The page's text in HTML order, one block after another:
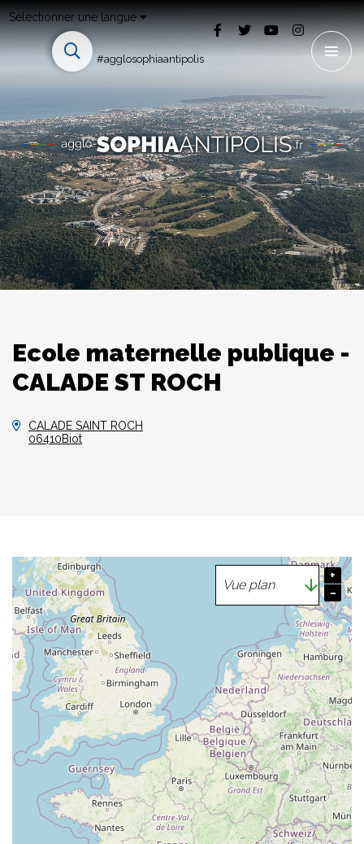
Sélectionner une langue
#agglosophiaantipolis
Ecole maternelle publique -
CALADE ST ROCH
CALADE SAINT ROCH
06410Biot
+
−